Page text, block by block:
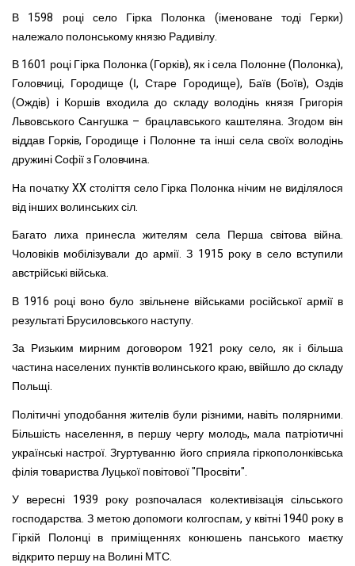
В 1598 році село Гірка Полонка (іменоване тоді Герки)
належало полонському князю Радивілу.
В 1601 році Гірка Полонка (Горків), як і села Полонне (Полонка),
Головчиці, Городище (І, Старе Городище), Баїв (Боїв), Оздів
(Ождів) і Коршів входила до складу володінь князя Григорія
Львовського Сангушка – брацлавського каштеляна. Згодом він
віддав Горків, Городище і Полонне та інші села своїх володінь
дружині Софії з Головчина.
На початку XX століття село Гірка Полонка нічим не виділялося
від інших волинських сіл.
Багато лиха принесла жителям села Перша світова війна.
Чоловіків мобілізували до армії. З 1915 року в село вступили
австрійські війська.
В 1916 році воно було звільнене військами російської армії в
результаті Брусиловського наступу.
За Ризьким мирним договором 1921 року село, як і більша
частина населених пунктів волинського краю, ввійшло до складу
Польщі.
Політичні уподобання жителів були різними, навіть полярними.
Більшість населення, в першу чергу молодь, мала патріотичні
українські настрої. Згуртуванню його сприяла гіркополонківська
філія товариства Луцької повітової "Просвіти".
У вересні 1939 року розпочалася колективізація сільського
господарства. З метою допомоги колгоспам, у квітні 1940 року в
Гіркій Полонці в приміщеннях конюшень панського маєтку
відкрито першу на Волині МТС.